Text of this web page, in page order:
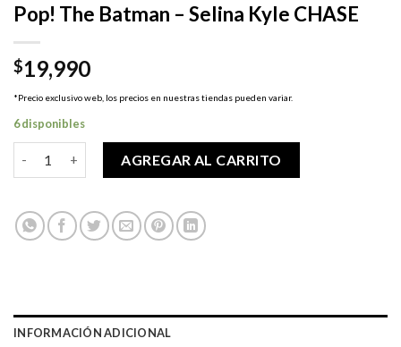
Pop! The Batman – Selina Kyle CHASE
$19,990
*Precio exclusivo web, los precios en nuestras tiendas pueden variar.
6 disponibles
AGREGAR AL CARRITO
INFORMACIÓN ADICIONAL